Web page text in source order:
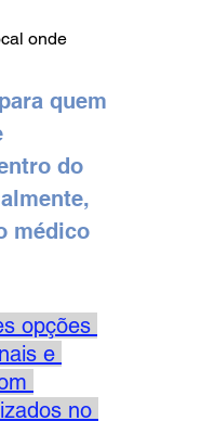
onde
quem
do
médico
opções
e
no